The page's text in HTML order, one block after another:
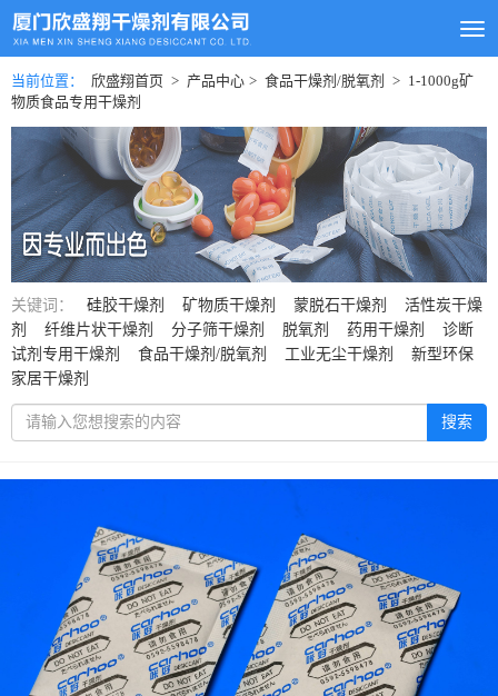
当前位置： 欣盛翔首页 > 产品中心 > 食品干燥剂/脱氧剂 > 1-1000g矿
物质食品专用干燥剂
关键词： 硅胶干燥剂 矿物质干燥剂 蒙脱石干燥剂
活性炭干燥
剂
纤维片状干燥剂 分子筛干燥剂 脱氧剂 药用干燥剂
诊断
试剂专用干燥剂
食品干燥剂/脱氧剂 工业无尘干燥剂
新型环保
家居干燥剂
搜索